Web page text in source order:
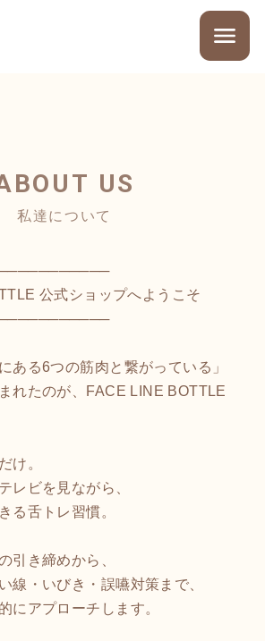
US
私達について
公式ショップへようこそ
ある6つの筋肉と繋がっている」
れたのが、FACE LINE BOTTLE
け。
レビを見ながら、
る舌トレ習慣。
引き締めから、
線・いびき・誤嚥対策まで、
にアプローチします。